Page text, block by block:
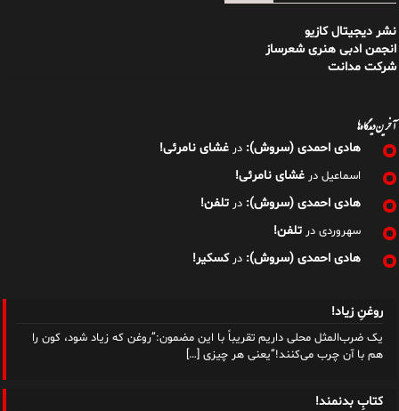
نشر دیجیتال کازیو
انجمن ادبی هنری شعرساز
شرکت مدانت
آخرین دیدگاه‌ها
هادی احمدی (سروش): در غشای نامرئی!
اسماعیل در غشای نامرئی!
هادی احمدی (سروش): در تلفن!
سهروردی در تلفن!
هادی احمدی (سروش): درکسکیر!
روغنِ زیاد!
یک ضرب‌المثل محلی داریم تقریباً با این مضمون:”روغن که زیاد شود، کون را
هم با آن چرب می‌کنند!”یعنی هر چیزی […]
کتابِ بدنمند!